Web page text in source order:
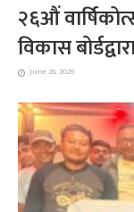
२६औं
विकास
June 28, 2026